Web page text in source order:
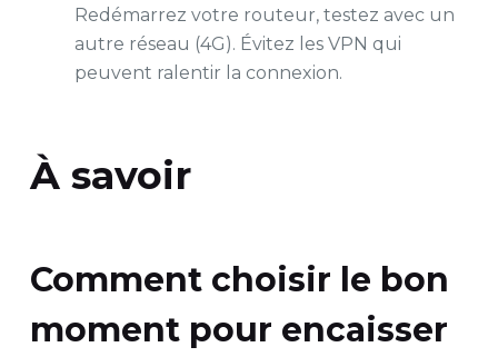
Redémarrez votre routeur, testez avec un
autre réseau (4G). Évitez les VPN qui
peuvent ralentir la connexion.
À savoir
Comment choisir le bon
moment pour encaisser